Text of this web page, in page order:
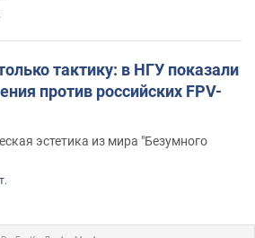
тактику: в НГУ показали
против российских FPV-
эстетика из мира "Безумного